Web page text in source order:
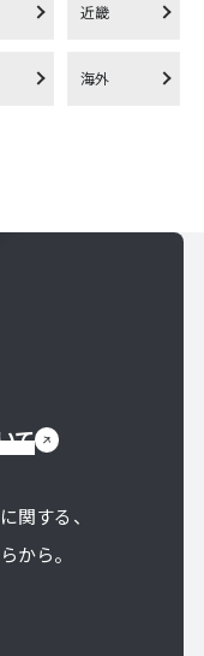
近畿
海外
て
関する、
から。